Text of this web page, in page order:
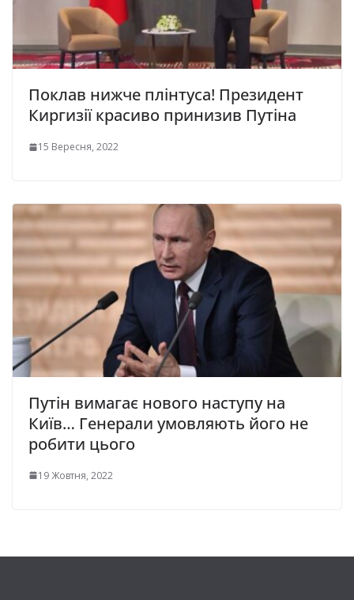
Поклав нижче плінтуса! Президент
Киргизії красиво принизив Путіна
15 Вересня, 2022
Путін вимагає нового наступу на
Київ… Генерали умовляють його не
робити цього
19 Жовтня, 2022